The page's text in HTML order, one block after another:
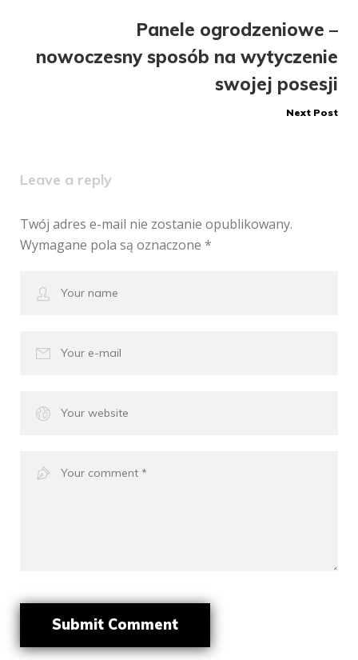
Panele ogrodzeniowe –
nowoczesny sposób na wytyczenie
swojej posesji
Next Post
Leave a reply
Twój adres e-mail nie zostanie opublikowany.
Wymagane pola są oznaczone *